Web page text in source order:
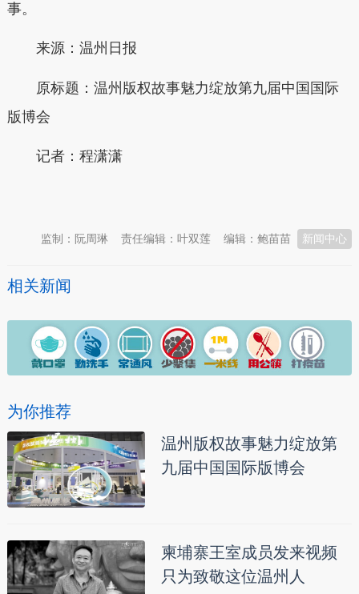
事。
来源：温州日报
原标题：温州版权故事魅力绽放第九届中国国际
版博会
记者：程潇潇
新闻中心
编辑：鲍苗苗
责任编辑：叶双莲
监制：阮周琳
相关新闻
为你推荐
温州版权故事魅力绽放第
九届中国国际版博会
柬埔寨王室成员发来视频
只为致敬这位温州人